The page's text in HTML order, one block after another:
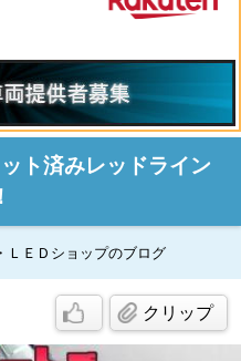
ト済みレッドライン
ＥＤショップのブログ
クリップ